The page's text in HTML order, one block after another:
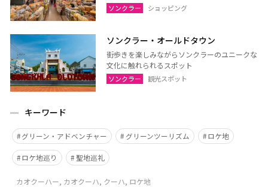
ソンクラー ショッピング
ソンクラー・オールドタウン
街歩きを楽しみながらソンクラーのユニークな
文化に触れられるスポット
ソンクラー 観光スポット
キーワード
グリーン・アドベンチャー グリーンツーリズム ロケ地
ロケ地巡り 聖地巡礼
カオクーハー, カオクーハ, クーハ, ロケ地